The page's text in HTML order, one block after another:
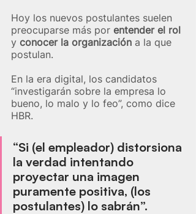
Hoy los nuevos postulantes suelen
preocuparse más por entender el rol
y conocer la organización a la que
postulan.
En la era digital, los candidatos
“investigarán sobre la empresa lo
bueno, lo malo y lo feo”, como dice
HBR.
“Si (el empleador) distorsiona
la verdad intentando
proyectar una imagen
puramente positiva, (los
postulantes) lo sabrán”.